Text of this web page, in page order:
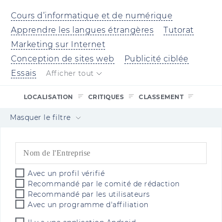
Cours d’informatique et de numérique
Apprendre les langues étrangères
Tutorat
Marketing sur Internet
Conception de sites web
Publicité ciblée
Essais
Afficher tout
LOCALISATION CRITIQUES CLASSEMENT
Masquer le filtre
Avec un profil vérifié
Recommandé par le comité de rédaction
Recommandé par les utilisateurs
Avec un programme d'affiliation